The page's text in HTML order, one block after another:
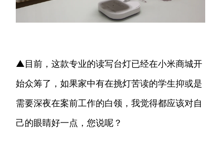
▲目前，这款专业的读写台灯已经在小米商城开
始众筹了，如果家中有在挑灯苦读的学生抑或是
需要深夜在案前工作的白领，我觉得都应该对自
己的眼睛好一点，您说呢？